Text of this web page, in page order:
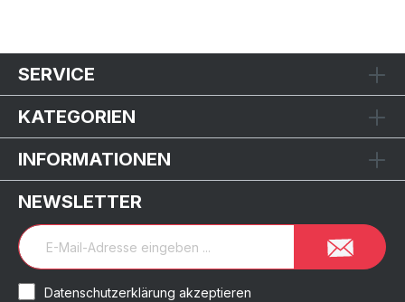
SERVICE
KATEGORIEN
INFORMATIONEN
NEWSLETTER
Datenschutzerklärung akzeptieren